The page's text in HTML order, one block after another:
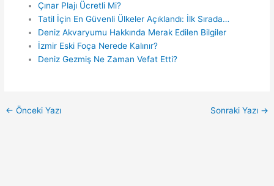
Çınar Plajı Ücretli Mi?
Tatil İçin En Güvenli Ülkeler Açıklandı: İlk Sırada…
Deniz Akvaryumu Hakkında Merak Edilen Bilgiler
İzmir Eski Foça Nerede Kalınır?
Deniz Gezmiş Ne Zaman Vefat Etti?
← Önceki Yazı Sonraki Yazı →